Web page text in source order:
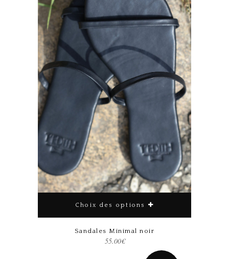
Choix des options
Ce produit a plusieurs variations. Les options peuvent être choisies sur la page du produit
Sandales Minimal noir
55.00€